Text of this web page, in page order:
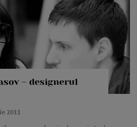
– designerul
2011